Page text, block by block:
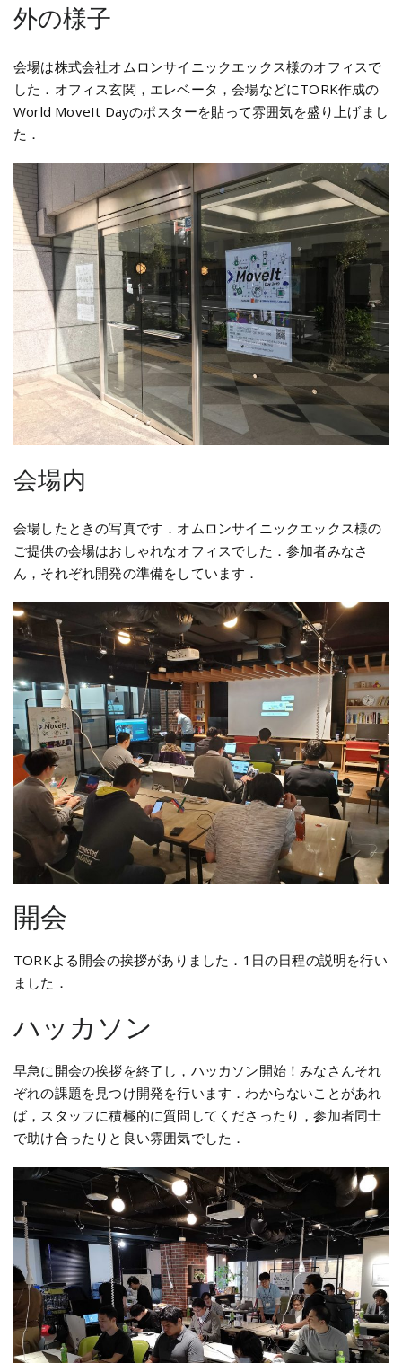
外の様子
会場は株式会社オムロンサイニックエックス様のオフィスで
した．オフィス玄関，エレベータ，会場などにTORK作成の
World MoveIt Dayのポスターを貼って雰囲気を盛り上げまし
た．
会場内
会場したときの写真です．オムロンサイニックエックス様の
ご提供の会場はおしゃれなオフィスでした．参加者みなさ
ん，それぞれ開発の準備をしています．
開会
TORKよる開会の挨拶がありました．1日の日程の説明を行い
ました．
ハッカソン
早急に開会の挨拶を終了し，ハッカソン開始！みなさんそれ
ぞれの課題を見つけ開発を行います．わからないことがあれ
ば，スタッフに積極的に質問してくださったり，参加者同士
で助け合ったりと良い雰囲気でした．